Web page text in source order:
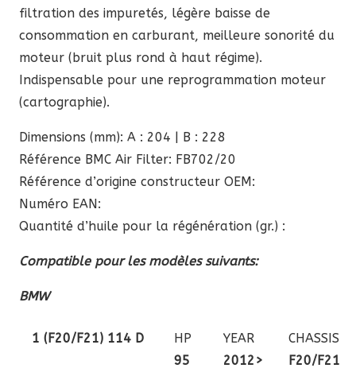
filtration des impuretés, légère baisse de
consommation en carburant, meilleure sonorité du
moteur (bruit plus rond à haut régime).
Indispensable pour une reprogrammation moteur
(cartographie).
Dimensions (mm): A : 204 | B : 228
Référence BMC Air Filter: FB702/20
Référence d’origine constructeur OEM:
Numéro EAN:
Quantité d’huile pour la régénération (gr.) :
Compatible pour les modèles suivants:
BMW
1 (F20/F21) 114 D
HP
95
YEAR
2012>
CHASSIS
F20/F21